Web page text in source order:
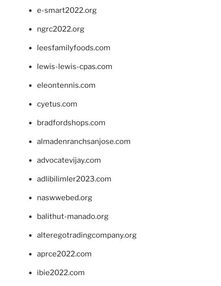
e-smart2022.org
ngrc2022.org
leesfamilyfoods.com
lewis-lewis-cpas.com
eleontennis.com
cyetus.com
bradfordshops.com
almadenranchsanjose.com
advocatevijay.com
adlibilimler2023.com
naswwebed.org
balithut-manado.org
alteregotradingcompany.org
aprce2022.com
ibie2022.com